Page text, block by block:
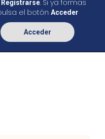
Registrarse. Si ya formas
el botón Acceder
Acceder